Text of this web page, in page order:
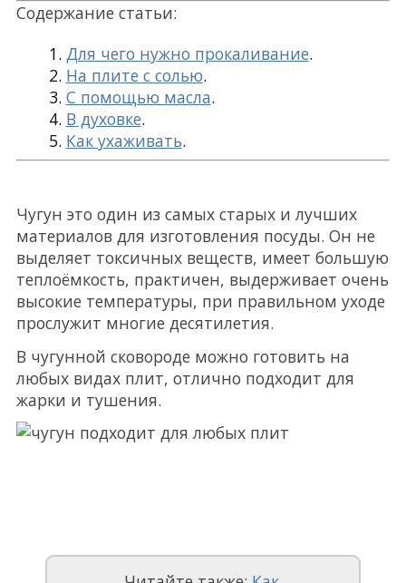
Содержание статьи:
Для чего нужно прокаливание.
На плите с солью.
С помощью масла.
В духовке.
Как ухаживать.
Чугун это один из самых старых и лучших
материалов для изготовления посуды. Он не
выделяет токсичных веществ, имеет большую
теплоёмкость, практичен, выдерживает очень
высокие температуры, при правильном уходе
прослужит многие десятилетия.
В чугунной сковороде можно готовить на
любых видах плит, отлично подходит для
жарки и тушения.